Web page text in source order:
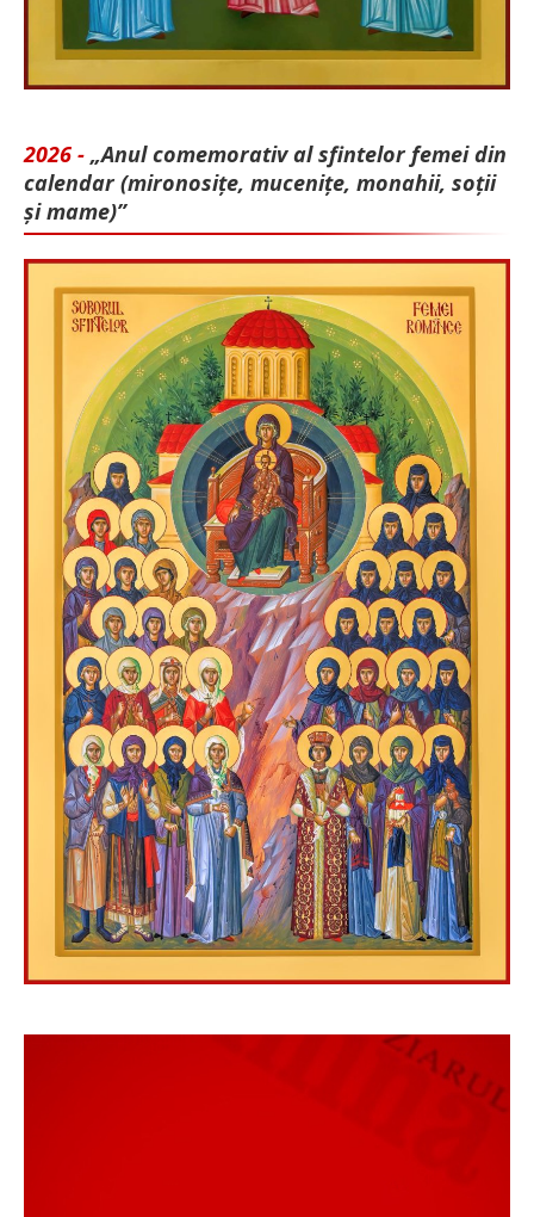
2026 - „Anul comemorativ al sfintelor femei din
calendar (mironosițe, mu­cenițe, monahii, soții
și mame)”